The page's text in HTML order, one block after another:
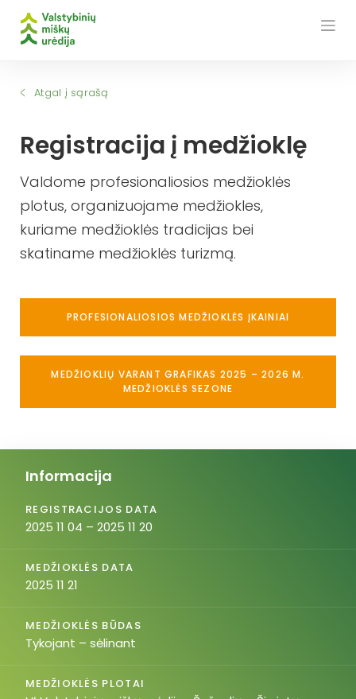
Atgal į sąrašą
Registracija į medžioklę
Valdome profesionaliosios medžioklės
plotus, organizuojame medžiokles,
kuriame medžioklės tradicijas bei
skatiname medžioklės turizmą.
PROFESIONALIOSIOS MEDŽIOKLĖS ĮKAINIAI
MEDŽIOKLIŲ VARANT GRAFIKAS 2025 – 2026 M.
MEDŽIOKLĖS SEZONE
Informacija
REGISTRACIJOS DATA
2025 11 04 – 2025 11 20
MEDŽIOKLĖS DATA
2025 11 21
MEDŽIOKLĖS BŪDAS
Tykojant – sėlinant
MEDŽIOKLĖS PLOTAI